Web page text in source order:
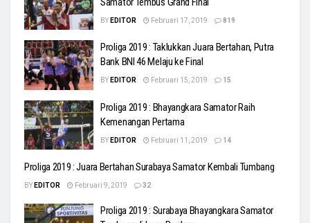
BY EDITOR Februari 17, 2019 819
Proliga 2019 : Taklukkan Juara Bertahan, Putra
Bank BNI 46 Melaju ke Final
BY EDITOR Februari 15, 2019 15
Proliga 2019 : Bhayangkara Samator Raih
Kemenangan Pertama
BY EDITOR Februari 11, 2019 14
Proliga 2019 : Juara Bertahan Surabaya Samator Kembali Tumbang
BY EDITOR Februari 9, 2019 32
Proliga 2019 : Surabaya Bhayangkara Samator